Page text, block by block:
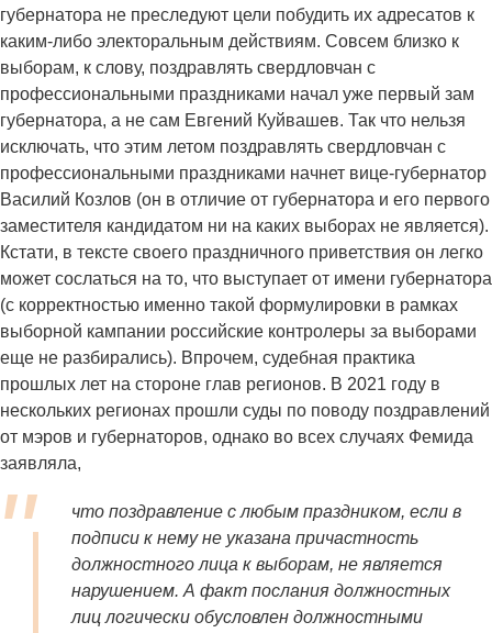
губернатора не преследуют цели побудить их адресатов к
каким-либо электоральным действиям. Совсем близко к
выборам, к слову, поздравлять свердловчан с
профессиональными праздниками начал уже первый зам
губернатора, а не сам Евгений Куйвашев. Так что нельзя
исключать, что этим летом поздравлять свердловчан с
профессиональными праздниками начнет вице-губернатор
Василий Козлов (он в отличие от губернатора и его первого
заместителя кандидатом ни на каких выборах не является).
Кстати, в тексте своего праздничного приветствия он легко
может сослаться на то, что выступает от имени губернатора
(с корректностью именно такой формулировки в рамках
выборной кампании российские контролеры за выборами
еще не разбирались). Впрочем, судебная практика
прошлых лет на стороне глав регионов. В 2021 году в
нескольких регионах прошли суды по поводу поздравлений
от мэров и губернаторов, однако во всех случаях Фемида
заявляла,
что поздравление с любым праздником, если в
подписи к нему не указана причастность
должностного лица к выборам, не является
нарушением. А факт послания должностных
лиц логически обусловлен должностными